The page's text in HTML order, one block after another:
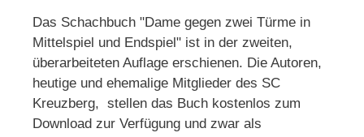
Das Schachbuch "Dame gegen zwei Türme in
Mittelspiel und Endspiel" ist in der zweiten,
überarbeiteten Auflage erschienen. Die Autoren,
heutige und ehemalige Mitglieder des SC
Kreuzberg, stellen das Buch kostenlos zum
Download zur Verfügung und zwar als